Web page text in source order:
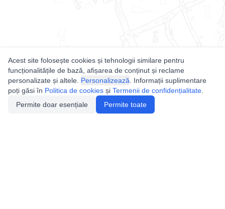
Acest site folosește cookies și tehnologii similare pentru
funcționalitățile de bază, afișarea de conținut și reclame
personalizate și altele. Personalizează . Informații suplimentare
poți găsi în Politica de cookies și Termenii de confidențialitate
Permite doar esențiale
Permite toate